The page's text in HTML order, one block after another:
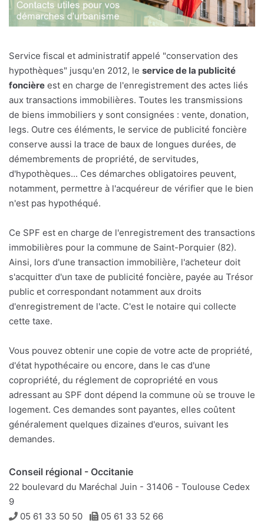
Service fiscal et administratif appelé "conservation des
hypothèques" jusqu'en 2012, le service de la publicité
foncière est en charge de l'enregistrement des actes liés
aux transactions immobilières. Toutes les transmissions
de biens immobiliers y sont consignées : vente, donation,
legs. Outre ces éléments, le service de publicité foncière
conserve aussi la trace de baux de longues durées, de
démembrements de propriété, de servitudes,
d'hypothèques... Ces démarches obligatoires peuvent,
notamment, permettre à l'acquéreur de vérifier que le bien
n'est pas hypothéqué.
Ce SPF est en charge de l'enregistrement des transactions
immobilières pour la commune de Saint-Porquier (82).
Ainsi, lors d'une transaction immobilière, l'acheteur doit
s'acquitter d'un taxe de publicité foncière, payée au Trésor
public et correspondant notamment aux droits
d'enregistrement de l'acte. C'est le notaire qui collecte
cette taxe.
Vous pouvez obtenir une copie de votre acte de propriété,
d'état hypothécaire ou encore, dans le cas d'une
copropriété, du réglement de copropriété en vous
adressant au SPF dont dépend la commune où se trouve le
logement. Ces demandes sont payantes, elles coûtent
généralement quelques dizaines d'euros, suivant les
demandes.
Conseil régional - Occitanie
22 boulevard du Maréchal Juin - 31406 - Toulouse Cedex
9
Téléphone
05 61 33 50 50 Télécopie
05 61 33 52 66